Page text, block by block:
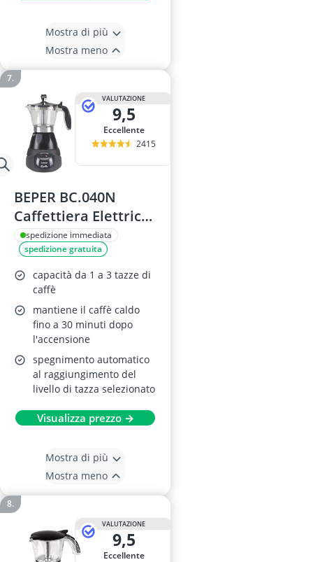
Mostra di più
Mostra meno
VALUTAZIONE
9,5
Eccellente
2415
BEPER BC.040N
Caffettiera Elettrica
3 Tazze Nera
spedizione immediata
spedizione gratuita
capacità da 1 a 3 tazze di
caffè
mantiene il caffè caldo
fino a 30 minuti dopo
l'accensione
spegnimento automatico
al raggiungimento del
livello di tazza selezionato
Visualizza prezzo →
Mostra di più
Mostra meno
VALUTAZIONE
9,5
Eccellente